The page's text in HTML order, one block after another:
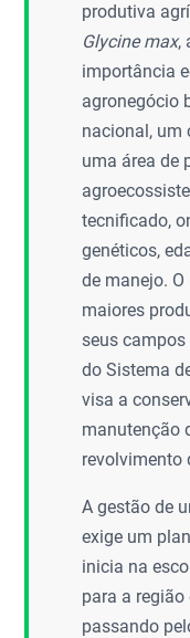
produtiva
Glycine max,
importância
agronegócio
nacional, um
uma área de
tecnificado,
genéticos,
de manejo.
maiores
seus
do Sistema
visa a
manutenção
revolvimento
A gestão de
exige um
inicia na
para a região
passando